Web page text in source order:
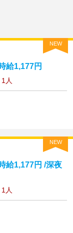
NEW
給1,177円
1人
NEW
給1,177円 /深夜
1人